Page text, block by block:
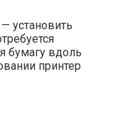
установить
бумагу вдоль
принтер